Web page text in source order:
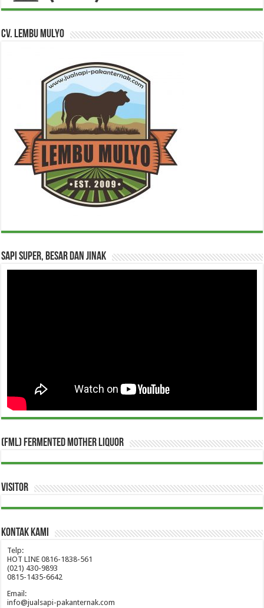
CV. Lembu Mulyo
Sapi Super, Besar dan Jinak
(FML) Fermented Mother Liquor
Visitor
Kontak Kami
Telp:
HOT LINE 0816-1838-561
(021) 430-9893
0815-1435-6642
Email:
info@jualsapi-pakanternak.com